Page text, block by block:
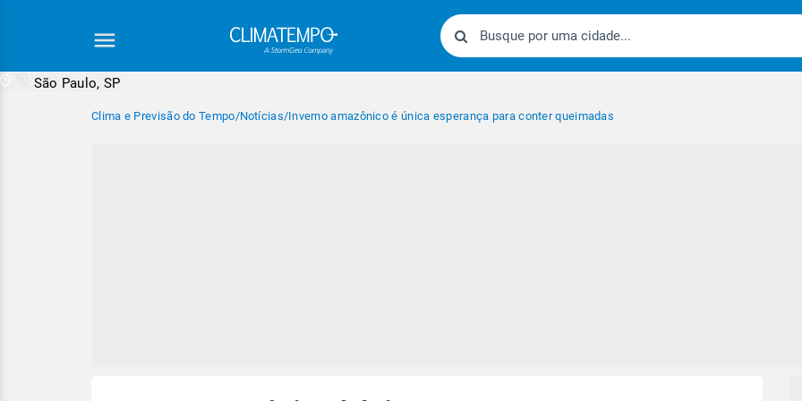
São Paulo, SP
Clima e Previsão do Tempo/Notícias/Inverno amazônico é única esperança para conter queimadas